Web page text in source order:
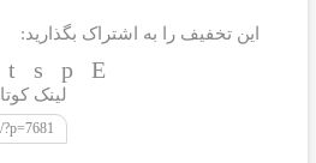
این تخفیف را به اشتراک بگذارید:
لینک